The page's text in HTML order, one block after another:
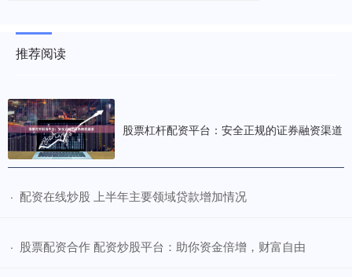
推荐阅读
股票杠杆配资平台：安全正规的证券融资渠道
· ​配资在线炒股 上半年主要领域贷款增加情况
· ​股票配资合作 配资炒股平台：助你资金倍增，财富自由